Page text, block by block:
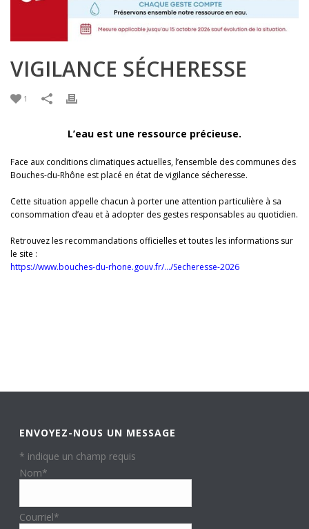
VIGILANCE SÉCHERESSE
1
L’eau est une ressource précieuse.
Face aux conditions climatiques actuelles, l’ensemble des communes des
Bouches-du-Rhône est placé en état de vigilance sécheresse.
Cette situation appelle chacun à porter une attention particulière à sa
consommation d’eau et à adopter des gestes responsables au quotidien.
Retrouvez les recommandations officielles et toutes les informations sur
le site :
https://www.bouches-du-rhone.gouv.fr/…/Secheresse-2026
ENVOYEZ-NOUS UN MESSAGE
* indique un champ requis
Nom*
Courriel*